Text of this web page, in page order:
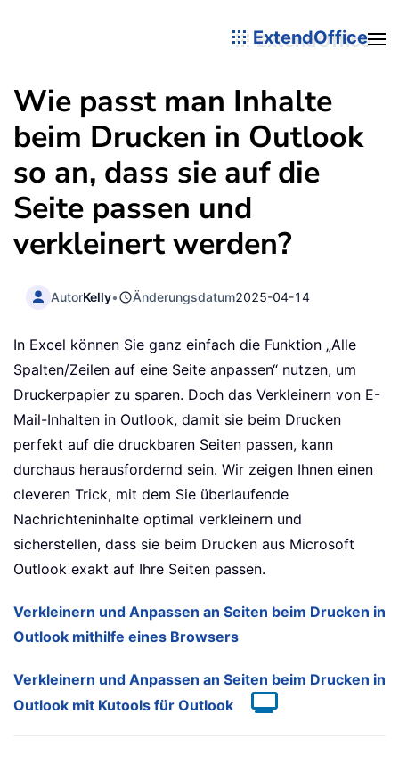
ExtendOffice
Wie passt man Inhalte
beim Drucken in Outlook
so an, dass sie auf die
Seite passen und
verkleinert werden?
AutorKelly• Änderungsdatum2025-04-14
In Excel können Sie ganz einfach die Funktion „Alle
Spalten/Zeilen auf eine Seite anpassen“ nutzen, um
Druckerpapier zu sparen. Doch das Verkleinern von E-
Mail-Inhalten in Outlook, damit sie beim Drucken
perfekt auf die druckbaren Seiten passen, kann
durchaus herausfordernd sein. Wir zeigen Ihnen einen
cleveren Trick, mit dem Sie überlaufende
Nachrichteninhalte optimal verkleinern und
sicherstellen, dass sie beim Drucken aus Microsoft
Outlook exakt auf Ihre Seiten passen.
Verkleinern und Anpassen an Seiten beim Drucken in
Outlook mithilfe eines Browsers
Verkleinern und Anpassen an Seiten beim Drucken in
Outlook mit Kutools für Outlook